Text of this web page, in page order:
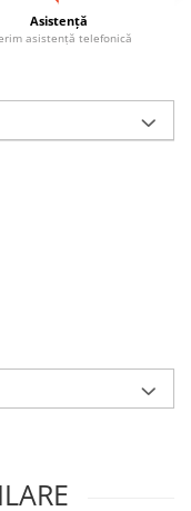
Asistență
asistență telefonică